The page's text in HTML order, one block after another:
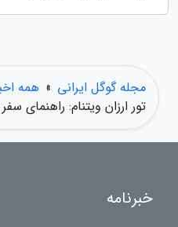
مجله گوگل ایرانی » همه
تور ارزان ویتنام: راهنمای
خبرنامه